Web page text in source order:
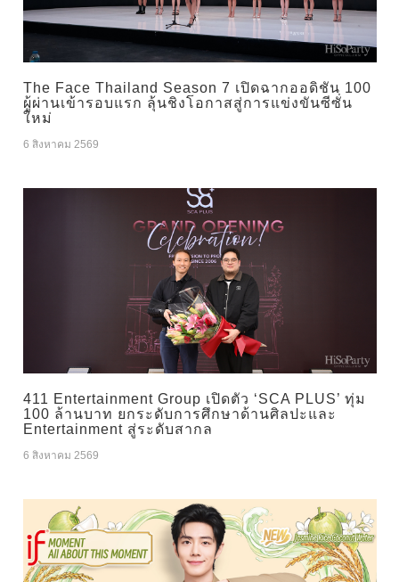
The Face Thailand Season 7 เปิดฉากออดิชัน 100
ผู้ผ่านเข้ารอบแรก ลุ้นชิงโอกาสสู่การแข่งขันซีซั่น
ใหม่
6 สิงหาคม 2569
411 Entertainment Group เปิดตัว ‘SCA PLUS’ ทุ่ม
100 ล้านบาท ยกระดับการศึกษาด้านศิลปะและ
Entertainment สู่ระดับสากล
6 สิงหาคม 2569